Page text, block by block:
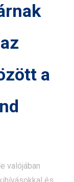
a
valójában